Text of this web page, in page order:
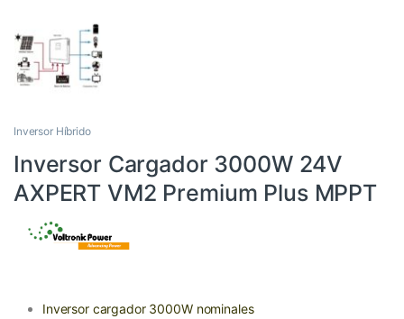
Inversor Híbrido
Inversor Cargador 3000W 24V
AXPERT VM2 Premium Plus MPPT
Inversor cargador 3000W nominales